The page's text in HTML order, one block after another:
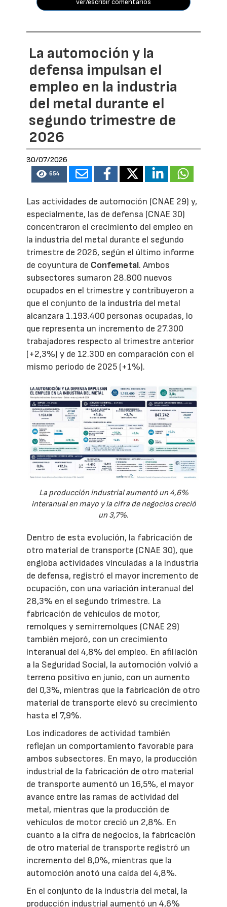
ver/escribir comentarios
La automoción y la
defensa impulsan el
empleo en la industria
del metal durante el
segundo trimestre de
2026
30/07/2026
654
Las actividades de automoción (CNAE 29) y,
especialmente, las de defensa (CNAE 30)
concentraron el crecimiento del empleo en
la industria del metal durante el segundo
trimestre de 2026, según el último informe
de coyuntura de Confemetal. Ambos
subsectores sumaron 28.800 nuevos
ocupados en el trimestre y contribuyeron a
que el conjunto de la industria del metal
alcanzara 1.193.400 personas ocupadas, lo
que representa un incremento de 27.300
trabajadores respecto al trimestre anterior
(+2,3%) y de 12.300 en comparación con el
mismo periodo de 2025 (+1%).
La producción industrial aumentó un 4,6%
interanual en mayo y la cifra de negocios creció
un 3,7%.
Dentro de esta evolución, la fabricación de
otro material de transporte (CNAE 30), que
engloba actividades vinculadas a la industria
de defensa, registró el mayor incremento de
ocupación, con una variación interanual del
28,3% en el segundo trimestre. La
fabricación de vehículos de motor,
remolques y semirremolques (CNAE 29)
también mejoró, con un crecimiento
interanual del 4,8% del empleo. En afiliación
a la Seguridad Social, la automoción volvió a
terreno positivo en junio, con un aumento
del 0,3%, mientras que la fabricación de otro
material de transporte elevó su crecimiento
hasta el 7,9%.
Los indicadores de actividad también
reflejan un comportamiento favorable para
ambos subsectores. En mayo, la producción
industrial de la fabricación de otro material
de transporte aumentó un 16,5%, el mayor
avance entre las ramas de actividad del
metal, mientras que la producción de
vehículos de motor creció un 2,8%. En
cuanto a la cifra de negocios, la fabricación
de otro material de transporte registró un
incremento del 8,0%, mientras que la
automoción anotó una caída del 4,8%.
En el conjunto de la industria del metal, la
producción industrial aumentó un 4,6%